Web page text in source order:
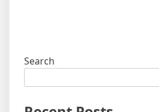
Search